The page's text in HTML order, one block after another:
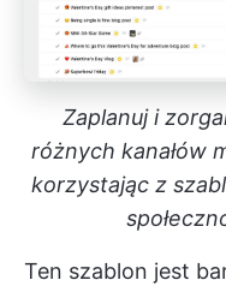
Zaplanuj i
różnych kanałów
korzystając z
Ten szablon jest